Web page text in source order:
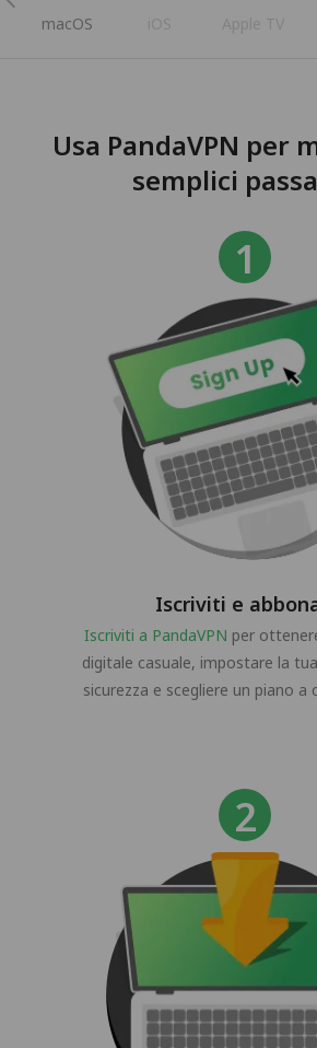
macOS iOS Apple TV
Usa PandaVPN per
semplici
Iscriviti e
Iscriviti a PandaVPN per
digitale casuale, impostare la
sicurezza e scegliere un piano a